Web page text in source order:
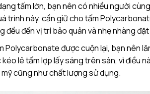
tấm lớn, bạn nên có nhiều người
trình này, cần giữ cho tấm
đều đến vị trí bảo quản và nhẹ nhàng
Polycarbonate được cuộn lại, bạn nên
lê tấm lợp lấy sáng trên sàn, vì điều
cũng như chất lượng sử dụng.